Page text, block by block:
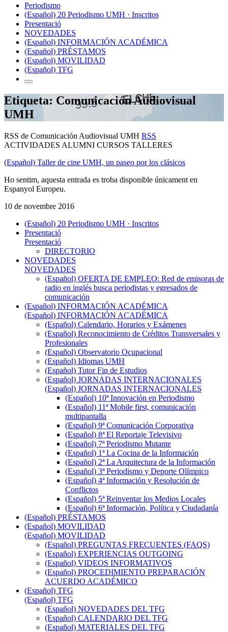
Periodismo
(Español) 20 Periodismo UMH · Inscritos
Presentació
NOVEDADES
(Español) INFORMACIÓN ACADÉMICA
(Español) PRÉSTAMOS
(Español) MOVILIDAD
(Español) TFG
Etiqueta: Comunicación Audiovisual
UMH
RSS de Comunicación Audiovisual UMH RSS
ACTIVIDADES ALUMNI CURSOS TALLERES
(Español) Taller de cine UMH, un paseo por los clásicos
Ho sentim, aquesta entrada es troba disponible únicament en
Espanyol Europeu.
10 de novembre 2016
(Español) 20 Periodismo UMH · Inscritos
Presentació
Presentació
DIRECTORIO
NOVEDADES
NOVEDADES
(Español) OFERTA DE EMPLEO: Red de emisoras de
radio en inglés busca periodistas y egresados de
comunicación
(Español) INFORMACIÓN ACADÉMICA
(Español) INFORMACIÓN ACADÉMICA
(Español) Calendario, Horarios y Exámenes
(Español) Reconocimiento de Créditos Transversales y
Profesionales
(Español) Observatorio Ocupacional
(Español) Idiomas UMH
(Español) Tutor Fin de Estudios
(Español) JORNADAS INTERNACIONALES
(Español) JORNADAS INTERNACIONALES
(Español) 10ª Innovación en Periodismo
(Español) 11ª Mobile first, comunicación
multipantalla
(Español) 9ª Comunicación Corporativa
(Español) 8ª El Reportaje Televisivo
(Español) 7ª Periodismo Mutante
(Español) 1ª La Cocina de la Información
(Español) 2ª La Arquitectura de la Información
(Español) 3ª Periodismo y Deporte Olímpico
(Español) 4ª Información y Resolución de
Conflictos
(Español) 5ª Reinventar los Medios Locales
(Español) 6ª Información, Política y Ciudadanía
(Español) PRÉSTAMOS
(Español) MOVILIDAD
(Español) MOVILIDAD
(Español) PREGUNTAS FRECUENTES (FAQS)
(Español) EXPERIENCIAS OUTGOING
(Español) VIDEOS INFORMATIVOS
(Español) PROCEDIMIENTO PREPARACIÓN
ACUERDO ACADÉMICO
(Español) TFG
(Español) TFG
(Español) NOVEDADES DEL TFG
(Español) CALENDARIO DEL TFG
(Español) MATERIALES DEL TFG